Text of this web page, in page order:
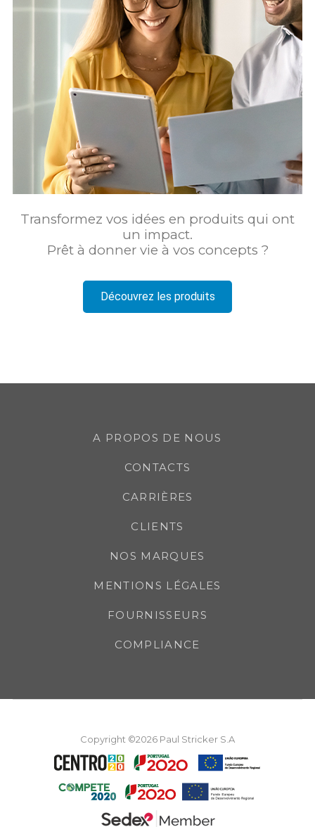
Transformez vos idées en produits qui ont
un impact.
Prêt à donner vie à vos concepts ?
Découvrez les produits
A PROPOS DE NOUS
CONTACTS
CARRIÈRES
CLIENTS
NOS MARQUES
MENTIONS LÉGALES
FOURNISSEURS
COMPLIANCE
Copyright ©2026 Paul Stricker S.A